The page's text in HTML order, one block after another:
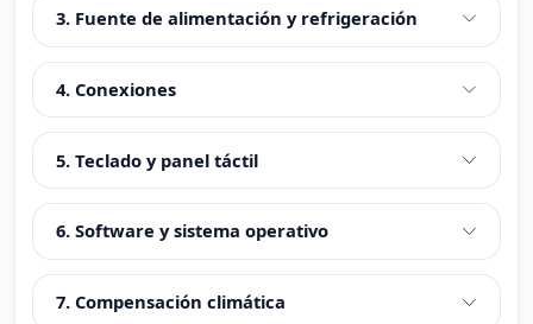
3. Fuente de alimentación y refrigeración
4. Conexiones
5. Teclado y panel táctil
6. Software y sistema operativo
7. Compensación climática